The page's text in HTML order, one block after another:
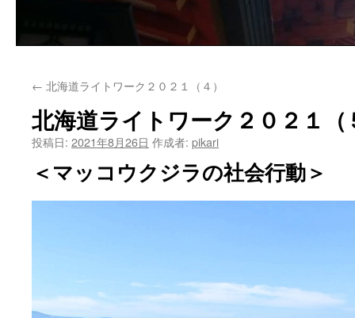
ン
テ
ン
ッ
← 北海道ライトワーク２０２１（４）
北海道ライトワーク２０２１（
投稿日: 2021年8月26日 作成者: pikari
＜マッコウクジラの社会行動＞